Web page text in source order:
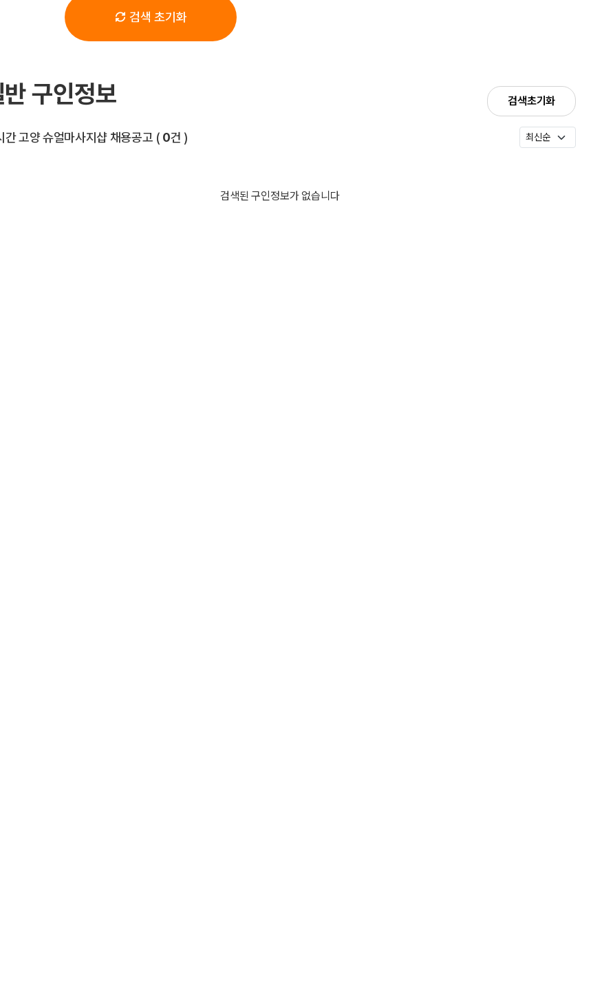
검색 초기화
반 구인정보 검색초기화
간 고양 슈얼마사지샵 채용공고 전체 목록
( 0건 )
검색된 구인정보가 없습니다